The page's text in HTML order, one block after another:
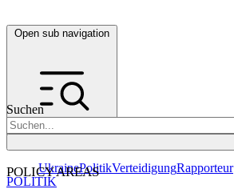
Open sub navigation
Suchen
POLICY AREAS
UkrainePolitikVerteidigungRapporteur
POLITIK